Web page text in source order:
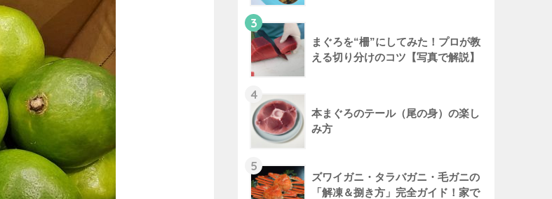
3
まぐろを“柵”にしてみた！プロが教
える切り分けのコツ【写真で解説】
4
本まぐろのテール（尾の身）の楽し
み方
5
ズワイガニ・タラバガニ・毛ガニの
「解凍＆捌き方」完全ガイド！家で